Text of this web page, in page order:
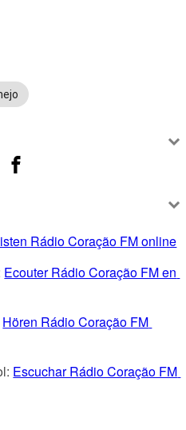
Rádio Coração FM online
Ecouter Rádio Coração FM en
Hören Rádio Coração FM
Escuchar Rádio Coração FM